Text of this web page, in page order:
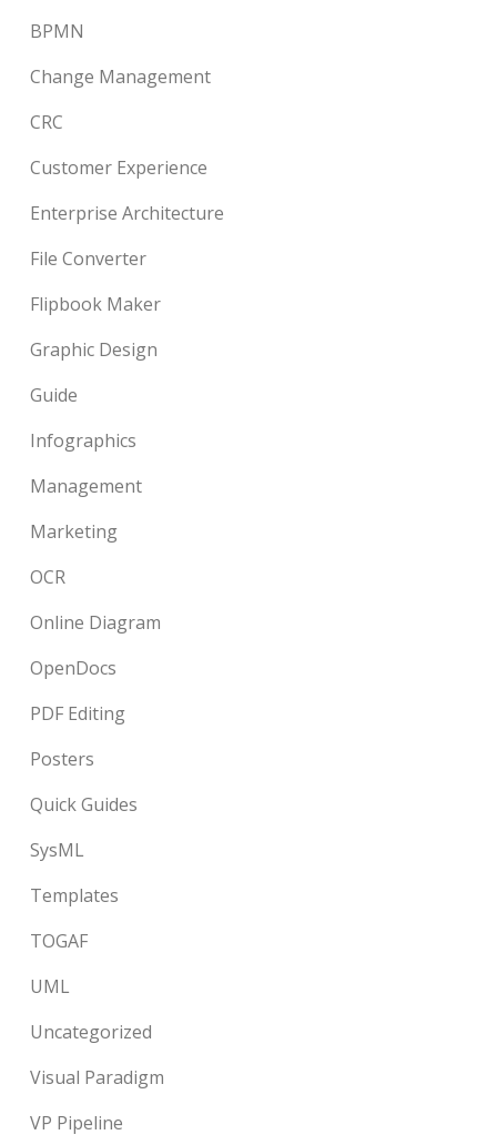
BPMN
Change Management
CRC
Customer Experience
Enterprise Architecture
File Converter
Flipbook Maker
Graphic Design
Guide
Infographics
Management
Marketing
OCR
Online Diagram
OpenDocs
PDF Editing
Posters
Quick Guides
SysML
Templates
TOGAF
UML
Uncategorized
Visual Paradigm
VP Pipeline